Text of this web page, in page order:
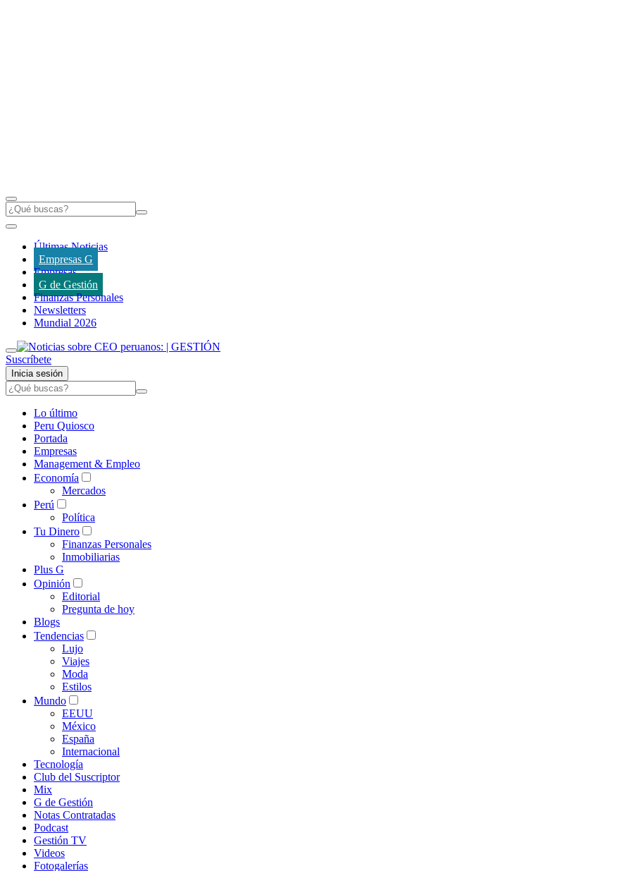
Últimas Noticias
Empresas G
Empresas
G de Gestión
Finanzas Personales
Newsletters
Mundial 2026
Suscríbete
Inicia sesión
Lo último
Peru Quiosco
Portada
Empresas
Management & Empleo
Economía
Mercados
Perú
Política
Tu Dinero
Finanzas Personales
Inmobiliarias
Plus G
Opinión
Editorial
Pregunta de hoy
Blogs
Tendencias
Lujo
Viajes
Moda
Estilos
Mundo
EEUU
México
España
Internacional
Tecnología
Club del Suscriptor
Mix
G de Gestión
Notas Contratadas
Podcast
Gestión TV
Videos
Fotogalerías